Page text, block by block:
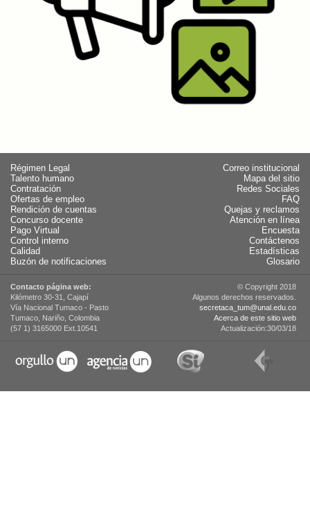
Régimen Legal
Talento humano
Contratación
Ofertas de empleo
Rendición de cuentas
Concurso docente
Pago Virtual
Control interno
Calidad
Buzón de notificaciones
Correo institucional
Mapa del sitio
Redes Sociales
FAQ
Quejas y reclamos
Atención en línea
Encuesta
Contáctenos
Estadísticas
Glosario
Contacto página web:
Kilómetro 30-31, Cajapí
Vía Nacional Tumaco - Pasto
Tumaco, Nariño, Colombia
(57 1) 3165000 Ext.10541
© Copyright 2018
Algunos derechos reservados.
secretaca_tum@unal.edu.co
Acerca de este sitio web
Actualización:30/03/18